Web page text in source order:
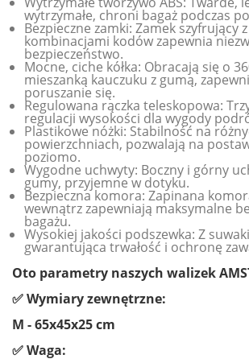
wytrzymałe, chroni bagaż podczas
Bezpieczne zamki: Zamek szyfrujący
kombinacjami kodów zapewnia
bezpieczeństwo.
Mocne, ciche kółka: Obracają się o
mieszanką kauczuku z gumą,
poruszanie się.
Regulowana rączka teleskopowa:
regulacji wysokości dla wygody
Plastikowe nóżki: Stabilność na
powierzchniach, pozwalają na
poziomo.
Wygodne uchwyty: Boczny i górny
gumy, przyjemne w dotyku.
Bezpieczna komora: Zapinana
wewnątrz zapewniają maksymalne
bagażu.
Wysokiej jakości podszewka: Z
gwarantująca trwałość i ochronę
Oto parametry naszych walizek
✅ Wymiary zewnętrzne:
M - 65x45x25 cm
✅ Waga: